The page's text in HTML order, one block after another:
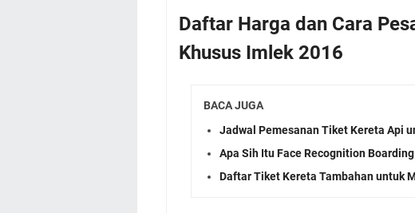
Daftar Harga dan Cara
Khusus Imlek 2016
BACA JUGA
Jadwal Pemesanan Tiket Kereta Api
Apa Sih Itu Face Recognition
Daftar Tiket Kereta Tambahan untuk